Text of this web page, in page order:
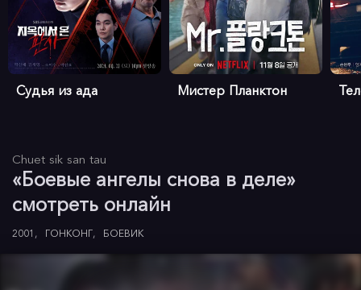
Судья из ада Мистер Планктон
Chuet sik san tau
«Боевые ангелы снова в деле»
смотреть онлайн
2001 ГОНКОНГ БОЕВИК